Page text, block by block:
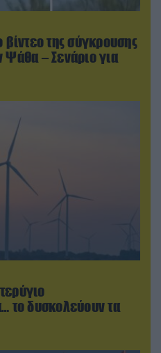
βίντεο της σύγκρουσης
– Σενάριο για
το δυσκολεύουν τα